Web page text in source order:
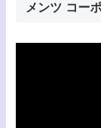
メンツ コー